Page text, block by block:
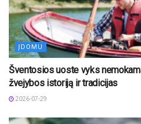
ĮDOMU
Šventosios uoste vyks
žvejybos istoriją ir tradicijas
2026-07-29